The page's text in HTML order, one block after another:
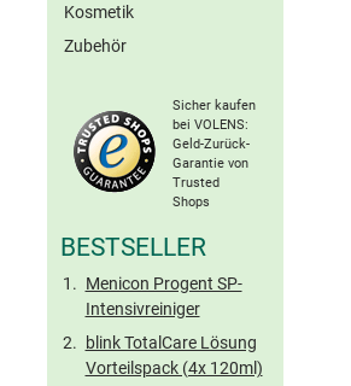
Kosmetik
Zubehör
Sicher kaufen
bei VOLENS:
Geld-Zurück-
Garantie von
Trusted
Shops
BESTSELLER
Menicon Progent SP-
Intensivreiniger
blink TotalCare Lösung
Vorteilspack (4x 120ml)